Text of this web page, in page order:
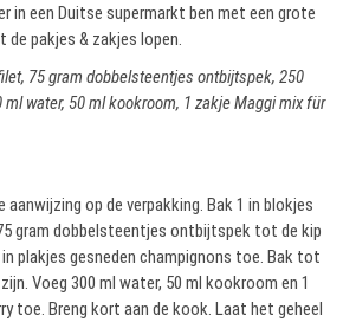
in een Duitse supermarkt ben met een grote
pakjes & zakjes lopen.
75 gram dobbelsteentjes ontbijtspek, 250
water, 50 ml kookroom, 1 zakje Maggi mix für
op de verpakking. Bak 1 in blokjes
gram dobbelsteentjes ontbijtspek tot de kip
in plakjes gesneden champignons toe. Bak tot
Voeg 300 ml water, 50 ml kookroom en 1
toe. Breng kort aan de kook. Laat het geheel